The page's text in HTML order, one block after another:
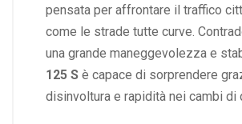
pensata per affrontare il traffico
come le strade tutte curve.
una grande maneggevolezza e
125 S è capace di sorprendere
disinvoltura e rapidità nei cambi di